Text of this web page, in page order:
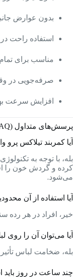
بدون عوارض
استفاده راحت
مناسب برای
صرفه‌جویی در
افزایش سرعت
پرسش‌های متداول (FAQ)
آیا کمربند تیلاکس پرو
بله، با توجه به
کرده و گردش خون را
می‌شود.
آیا استفاده از آن
خیر، افراد در هر رده
آیا می‌توان آن را روی
بله، ضخامت لباس
چند ساعت در روز باید